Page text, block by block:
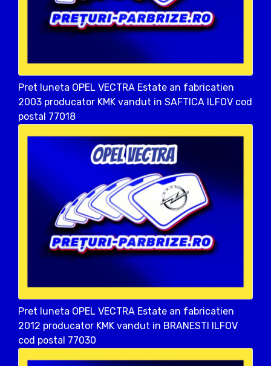
Pret luneta OPEL VECTRA Estate an fabricatien
2003 producator KMK vandut in SAFTICA ILFOV cod
postal 77018
Pret luneta OPEL VECTRA Estate an fabricatien
2012 producator KMK vandut in BRANESTI ILFOV
cod postal 77030